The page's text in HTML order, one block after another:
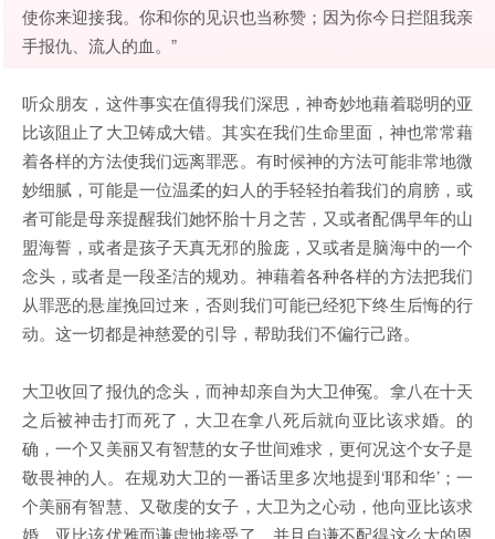
使你来迎接我。你和你的见识也当称赞；因为你今日拦阻我亲
手报仇、流人的血。”
听众朋友，这件事实在值得我们深思，神奇妙地藉着聪明的亚
比该阻止了大卫铸成大错。其实在我们生命里面，神也常常藉
着各样的方法使我们远离罪恶。有时候神的方法可能非常地微
妙细腻，可能是一位温柔的妇人的手轻轻拍着我们的肩膀，或
者可能是母亲提醒我们她怀胎十月之苦，又或者配偶早年的山
盟海誓，或者是孩子天真无邪的脸庞，又或者是脑海中的一个
念头，或者是一段圣洁的规劝。神藉着各种各样的方法把我们
从罪恶的悬崖挽回过来，否则我们可能已经犯下终生后悔的行
动。这一切都是神慈爱的引导，帮助我们不偏行己路。
大卫收回了报仇的念头，而神却亲自为大卫伸冤。拿八在十天
之后被神击打而死了，大卫在拿八死后就向亚比该求婚。的
确，一个又美丽又有智慧的女子世间难求，更何况这个女子是
敬畏神的人。在规劝大卫的一番话里多次地提到‘耶和华’；一
个美丽有智慧、又敬虔的女子，大卫为之心动，他向亚比该求
婚，亚比该优雅而谦虚地接受了，并且自谦不配得这么大的恩